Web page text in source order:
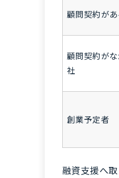
顧問契約が
顧問契約が
社
創業予定者
融資支援へ